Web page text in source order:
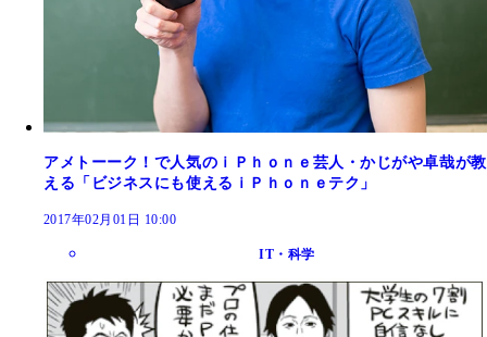
アメトーーク！で人気のｉＰｈｏｎｅ芸人・かじがや卓哉が教
える「ビジネスにも使えるｉＰｈｏｎｅテク」
2017年02月01日 10:00
IT・科学